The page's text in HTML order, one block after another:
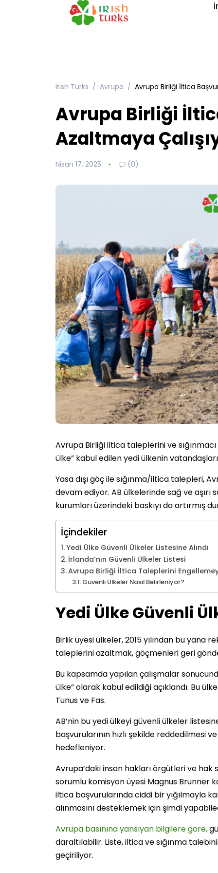
Irish Turks Avrupa Avrupa Birliği İltica
Avrupa Birliği
Azaltmaya
Nisan 17, 2025 (0)
Avrupa Birliği iltica taleplerini ve sığınmacı
ülke” kabul edilen yedi ülkenin
Yasa dışı göç ile sığınma/iltica talepleri,
devam ediyor. AB ülkelerinde sağ ve aşırı
kurumları üzerindeki baskıyı da artırmış
İçindekiler
Yedi Ülke Güvenli Ülkeler Listesine Alındı
İrlanda’nın Güvenli Ülkeler Listesi
Avrupa Birliği İltica Taleplerini
Güvenli Ülkeler Nasıl Belirleniyor?
Yedi Ülke Güvenli
Birlik üyesi ülkeler, 2015 yılından bu yana
taleplerini azaltmak, göçmenleri geri
Bu kapsamda yapılan çalışmalar
ülke” olarak kabul edildiği açıklandı. Bu
Tunus ve Fas.
AB’nin bu yedi ülkeyi güvenli ülkeler
başvurularının hızlı şekilde reddedilmesi
hedefleniyor.
Avrupa’daki insan hakları örgütleri ve hak
sorumlu komisyon üyesi Magnus Brunner
iltica başvurularında ciddi bir yığılmayla
alınmasını desteklemek için şimdi
Avrupa basınına yansıyan bilgilere göre,
daraltılabilir. Liste, iltica ve sığınma
geçiriliyor.